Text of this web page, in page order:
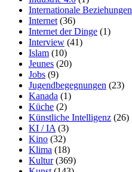
Internationale Beziehungen
Internet (36)
Internet der Dinge (1)
Interview (41)
Islam (10)
Jeunes (20)
Jobs (9)
Jugendbegegnungen (23)
Kanada (1)
Küche (2)
Künstliche Intelligenz (26)
KI / IA (3)
Kino (32)
Klima (18)
Kultur(369)